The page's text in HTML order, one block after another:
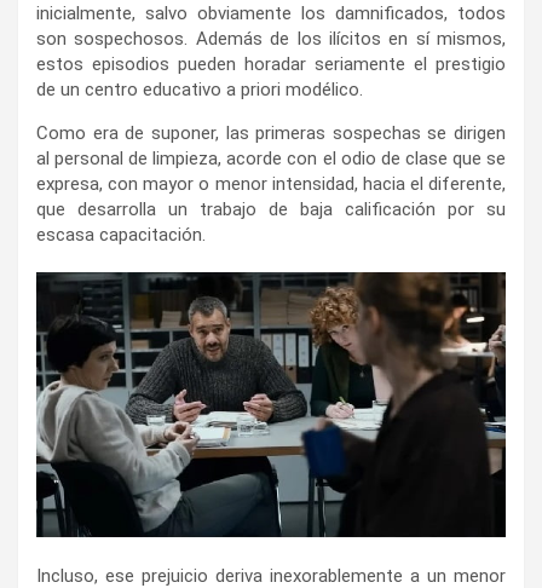
inicialmente, salvo obviamente los damnificados, todos
son sospechosos. Además de los ilícitos en sí mismos,
estos episodios pueden horadar seriamente el prestigio
de un centro educativo a priori modélico.
Como era de suponer, las primeras sospechas se dirigen
al personal de limpieza, acorde con el odio de clase que se
expresa, con mayor o menor intensidad, hacia el diferente,
que desarrolla un trabajo de baja calificación por su
escasa capacitación.
Incluso, ese prejuicio deriva inexorablemente a un menor